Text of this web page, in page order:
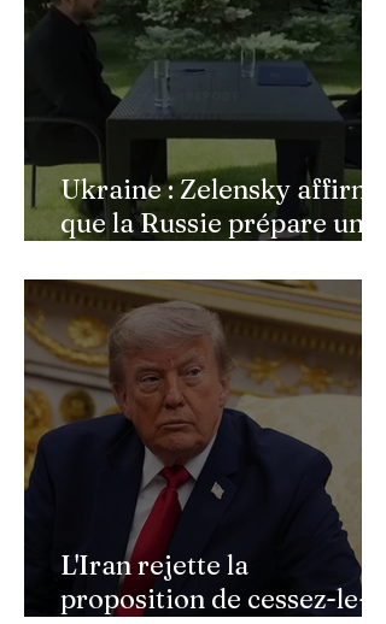
Ukraine : Zelensky affirme
que la Russie prépare une
militaire à l'automne
L'Iran rejette la
proposition de cessez-le-